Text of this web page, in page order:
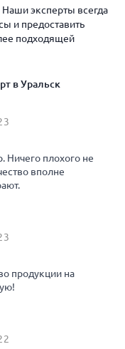
эксперты всегда
и предоставить
подходящей
в Уральск
Ничего плохого не
вполне
продукции на